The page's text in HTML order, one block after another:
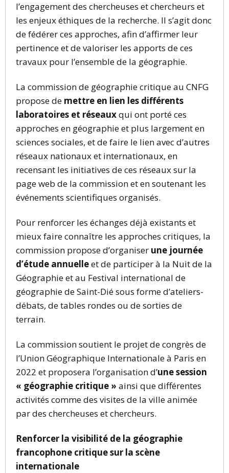
l’engagement des chercheuses et chercheurs et
les enjeux éthiques de la recherche. Il s’agit donc
de fédérer ces approches, afin d’affirmer leur
pertinence et de valoriser les apports de ces
travaux pour l’ensemble de la géographie.
La commission de géographie critique au CNFG
propose de mettre en lien les différents
laboratoires et réseauxqui ont porté ces
approches en géographie et plus largement en
sciences sociales, et de faire le lien avec d’autres
réseaux nationaux et internationaux, en
recensant les initiatives de ces réseaux sur la
page web de la commission et en soutenant les
événements scientifiques organisés.
Pour renforcer les échanges déjà existants et
mieux faire connaître les approches critiques, la
commission propose d’organiser une journée
d’étude annuelleet de participer à la Nuit de la
Géographie et au Festival international de
géographie de Saint-Dié sous forme d’ateliers-
débats, de tables rondes ou de sorties de
terrain.
La commission soutient le projet de congrès de
l’Union Géographique Internationale à Paris en
2022 et proposera l’organisation d’une session
« géographie critique » ainsi que différentes
activités comme des visites de la ville animée
par des chercheuses et chercheurs.
Renforcer la visibilité de la géographie
francophone critique sur la scène
internationale